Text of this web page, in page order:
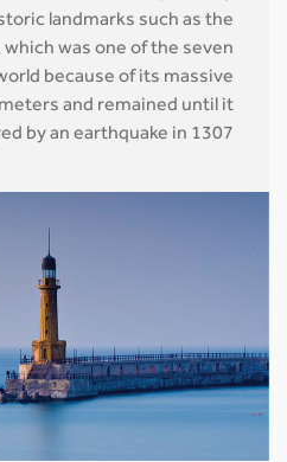
landmarks such as the
which was one of the seven
world because of its massive
meters and remained until it
by an earthquake in 1307.